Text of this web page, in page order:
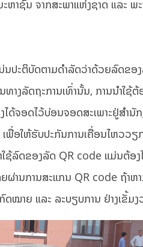
ຫາຊົນ ຈາກສະພາແຫ່ງຊາດ ແລະ
ນປະຕິບັດຕາມດໍາລັດວ່າດ້ວຍລົດຂ
າງລັດຖະການເທົ່ານັ້ນ, ການນຳໃຊ້
ຈອດໄວ້ບ່ອນຈອດສະເພາະຢູ່ສຳນັ
ອໃຫ້ຮັບປະກັນການເຄື່ອນໄຫວວຽກ
ລົດຂອງລັດ QR code ແມ່ນຕ້ອ
ຍຜ່ານການສະແກນ QR code ຖ້
ໝາຍ ແລະ ລະບຽບການ ຢ່າງເຂັ້ມງ